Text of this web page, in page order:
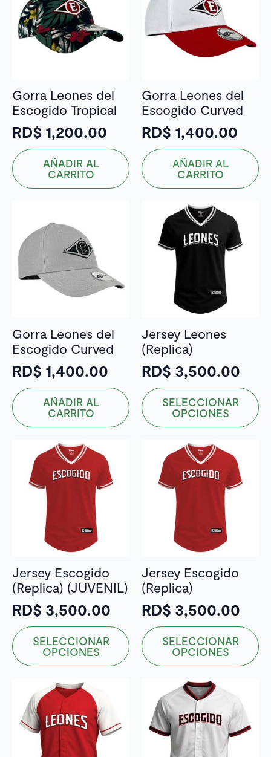
Gorra Leones del
Escogido Tropical
RD$ 1,200.00
AÑADIR AL
CARRITO
Gorra Leones del
Escogido Curved
RD$ 1,400.00
AÑADIR AL
CARRITO
Gorra Leones del
Escogido Curved
RD$ 1,400.00
AÑADIR AL
CARRITO
Jersey Leones
(Replica)
RD$ 3,500.00
SELECCIONAR
OPCIONES
Este
producto
tiene
variantes.
opciones
pueden
página
de
producto
Jersey Escogido
(Replica) (JUVENIL)
RD$ 3,500.00
SELECCIONAR
OPCIONES
Este
producto
tiene
variantes.
Las
opciones
pueden
Jersey Escogido
(Replica)
RD$ 3,500.00
SELECCIONAR
OPCIONES
Este
producto
tiene
variantes.
Las
opciones
pueden